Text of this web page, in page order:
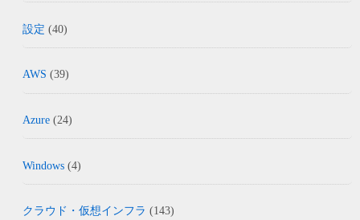
設定 (40)
AWS (39)
Azure (24)
Windows (4)
クラウド・仮想インフラ (143)